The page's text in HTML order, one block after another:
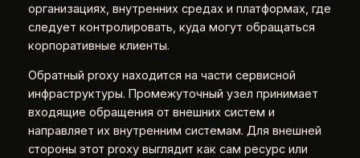
организациях, внутренних средах и платформах, где
следует контролировать, куда могут обращаться
корпоративные клиенты.
Обратный proxy находится на части сервисной
инфраструктуры. Промежуточный узел принимает
входящие обращения от внешних систем и
направляет их внутренним системам. Для внешней
стороны этот proxy выглядит как сам ресурс или